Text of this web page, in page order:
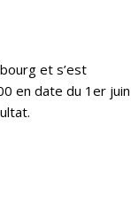
et s’est
en date du 1er juin